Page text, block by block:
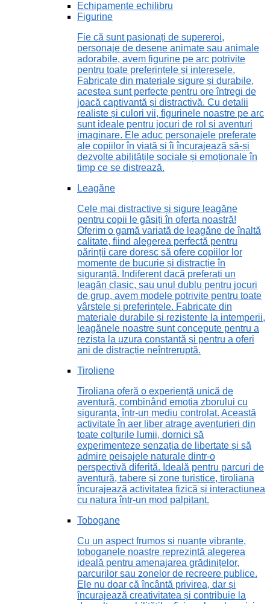
Echipamente echilibru
Figurine
Fie că sunt pasionați de supereroi,
personaje de desene animate sau animale
adorabile, avem figurine pe arc potrivite
pentru toate preferințele și interesele.
Fabricate din materiale sigure și durabile,
acestea sunt perfecte pentru ore întregi de
joacă captivantă și distractivă. Cu detalii
realiste și culori vii, figurinele noastre pe arc
sunt ideale pentru jocuri de rol și aventuri
imaginare. Ele aduc personajele preferate
ale copiilor în viață și îi încurajează să-și
dezvolte abilitățile sociale și emoționale în
timp ce se distrează.
Leagăne
Cele mai distractive și sigure leagăne
pentru copii le găsiți în oferta noastră!
Oferim o gamă variată de leagăne de înaltă
calitate, fiind alegerea perfectă pentru
părinții care doresc să ofere copiilor lor
momente de bucurie și distracție în
siguranță. Indiferent dacă preferați un
leagăn clasic, sau unul dublu pentru jocuri
de grup, avem modele potrivite pentru toate
vârstele și preferințele. Fabricate din
materiale durabile și rezistente la intemperii,
leagănele noastre sunt concepute pentru a
rezista la uzura constantă și pentru a oferi
ani de distracție neîntreruptă.
Tiroliene
Tiroliana oferă o experiență unică de
aventură, combinând emoția zborului cu
siguranța, într-un mediu controlat. Această
activitate în aer liber atrage aventurieri din
toate colțurile lumii, dornici să
experimenteze senzația de libertate și să
admire peisajele naturale dintr-o
perspectivă diferită. Ideală pentru parcuri de
aventură, tabere și zone turistice, tiroliana
încurajează activitatea fizică și interacțiunea
cu natura într-un mod palpitant.
Tobogane
Cu un aspect frumos și nuanțe vibrante,
toboganele noastre reprezintă alegerea
ideală pentru amenajarea grădinițelor,
parcurilor sau zonelor de recreere publice.
Ele nu doar că încântă privirea, dar și
încurajează creativitatea și contribuie la